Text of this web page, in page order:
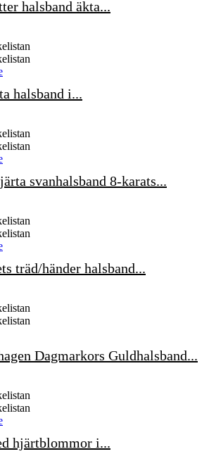
halsband äkta...
halsband i...
svanhalsband 8-karats...
träd/händer halsband...
Dagmarkors Guldhalsband...
hjärtblommor i...